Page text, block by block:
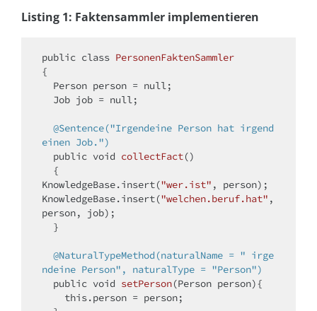
Listing 1: Faktensammler implementieren
public class PersonenFaktenSammler
{
  Person person =
null;
  Job job =
null;
@Sentence("Irgendeine Person hat irgend
einen Job.")
public void collectFact()
{
KnowledgeBase.insert("wer.ist" , person);
KnowledgeBase.insert("welchen.beruf.hat" ,
person, job);
@NaturalTypeMethod(naturalName = " irge
ndeine Person", naturalType = "Person")
public void setPerson(Person person){
this.person = person;